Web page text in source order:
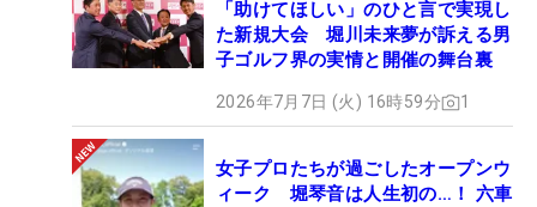
「助けてほしい」のひと言で実現し
た新規大会 堀川未来夢が訴える男
子ゴルフ界の実情と開催の舞台裏
2026年7月7日 (火) 16時59分 1
女子プロたちが過ごしたオープンウ
ィーク 堀琴音は人生初の…！ 六車